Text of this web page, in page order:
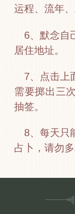
运程、流年
6、默念自
居住地址。
7、点击上
需要掷出三
抽签。
8、每天只
占卜，请勿